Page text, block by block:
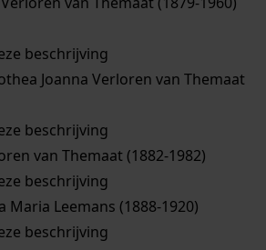
beschrijving
Joanna Verloren van Themaat
beschrijving
van Themaat (1882-1982)
beschrijving
Maria Leemans (1888-1920)
beschrijving